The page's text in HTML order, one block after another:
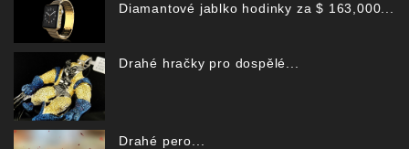
Diamantové jablko hodinky za $ 163,000...
Drahé hračky pro dospělé...
Drahé pero...